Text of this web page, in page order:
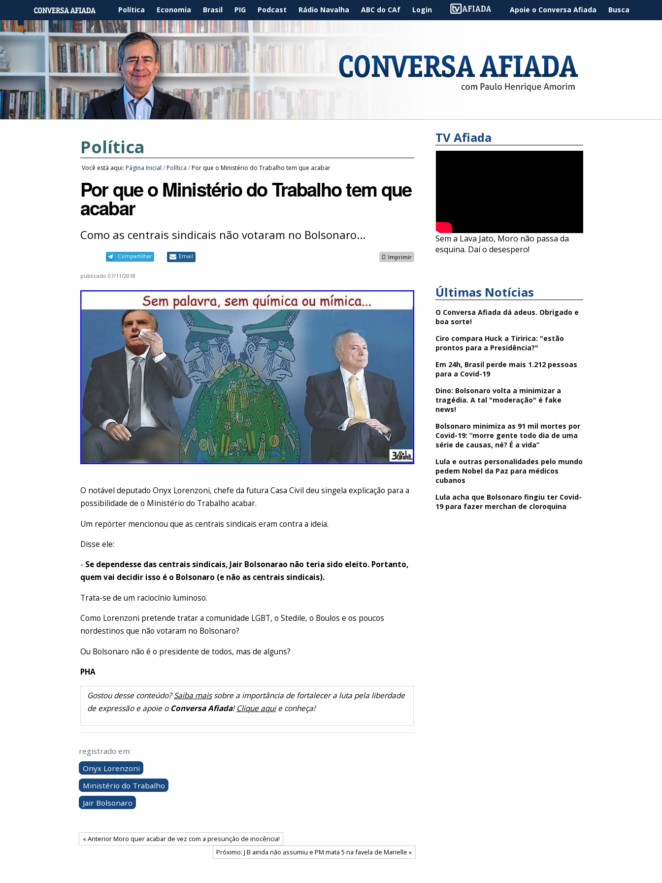
Política Economia Brasil PIG Podcast Rádio Navalha ABC do CAf Login Apoie o Conversa Afiada Busca
Política
Você está aqui: Página Inicial / Política /Por que o Ministério do Trabalho tem que acabar
Por que o Ministério do Trabalho tem que
acabar
Como as centrais sindicais não votaram no Bolsonaro...
Compartilhar Email Imprimir
publicado 07/11/2018
O notável deputado Onyx Lorenzoni, chefe da futura Casa Civil deu singela explicação para a
possibilidade de o Ministério do Trabalho acabar.
Um repórter mencionou que as centrais sindicais eram contra a ideia.
Disse ele:
- Se dependesse das centrais sindicais, Jair Bolsonarao não teria sido eleito. Portanto,
quem vai decidir isso é o Bolsonaro (e não as centrais sindicais).
Trata-se de um raciocínio luminoso.
Como Lorenzoni pretende tratar a comunidade LGBT, o Stedile, o Boulos e os poucos
nordestinos que não votaram no Bolsonaro?
Ou Bolsonaro não é o presidente de todos, mas de alguns?
PHA
Gostou desse conteúdo?Saiba maissobre a importância de fortalecer a luta pela liberdade
de expressão e apoie o Conversa Afiada!Clique aquie conheça!
registrado em:
Onyx Lorenzoni
Ministério do Trabalho
Jair Bolsonaro
« Anterior Moro quer acabar de vez com a presunção de inocência!
Próximo: J B ainda não assumiu e PM mata 5 na favela de Marielle »
TV Afiada
Sem a Lava Jato, Moro não passa da
esquina. Daí o desespero!
Últimas Notícias
O Conversa Afiada dá adeus. Obrigado e
boa sorte!
Ciro compara Huck a Tiririca: "estão
prontos para a Presidência?"
Em 24h, Brasil perde mais 1.212 pessoas
para a Covid-19
Dino: Bolsonaro volta a minimizar a
tragédia. A tal "moderação" é fake
news!
Bolsonaro minimiza as 91 mil mortes por
Covid-19: “morre gente todo dia de uma
série de causas, né? É a vida”
Lula e outras personalidades pelo mundo
pedem Nobel da Paz para médicos
cubanos
Lula acha que Bolsonaro fingiu ter Covid-
19 para fazer merchan de cloroquina